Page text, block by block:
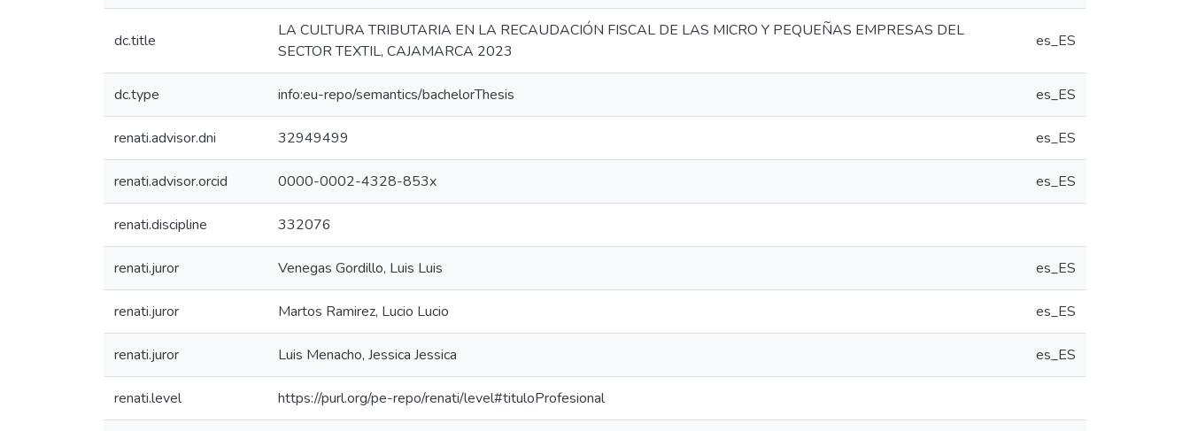
dc.title
LA CULTURA TRIBUTARIA EN LA RECAUDACIÓN FISCAL DE LAS MICRO Y PEQUEÑAS EMPRESAS DEL
SECTOR TEXTIL, CAJAMARCA 2023
es_ES
dc.type info:eu-repo/semantics/bachelorThesis es_ES
renati.advisor.dni 32949499 es_ES
renati.advisor.orcid 0000-0002-4328-853x es_ES
renati.discipline 332076
renati.juror Venegas Gordillo, Luis Luis es_ES
renati.juror Martos Ramirez, Lucio Lucio es_ES
renati.juror Luis Menacho, Jessica Jessica es_ES
renati.level https://purl.org/pe-repo/renati/level#tituloProfesional